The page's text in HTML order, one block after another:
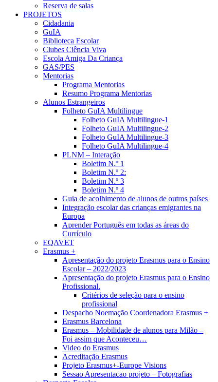
Reserva de salas
PROJETOS
Cidadania
GuIA
Biblioteca Escolar
Clubes Ciência Viva
Escola Amiga Da Criança
GAS/PES
Mentorias
Programa Mentorias
Resumo Programa Mentorias
Alunos Estrangeiros
Folheto GuIA Multilingue
Folheto GuIA Multilingue-1
Folheto GuIA Multilingue-2
Folheto GuIA Multilingue-3
Folheto GuIA Multilingue-4
PLNM – Interação
Boletim N.º 1
Boletim N.º 2:
Boletim N.º 3
Boletim N.º 4
Guia de acolhimento de alunos de outros países
Integração escolar das crianças emigrantes na
Europa
Aprender Português em todas as áreas do
Currículo
EQAVET
Erasmus +
Apresentação do projeto Erasmus para o Ensino
Escolar – 2022/2023
Apresentação do projeto Erasmus para o Ensino
Profissional.
Critérios de seleção para o ensino
profissional
Despacho Noemação Coordenadora Erasmus +
Erasmus Barcelona
Erasmus – Mobilidade de alunos para Milão –
Foi assim que Aconteceu…
Video do Erasmus
Acreditação Erasmus
Projeto Erasmus+-Europe Visions
Sessao Apresentacao projeto – Fotografias